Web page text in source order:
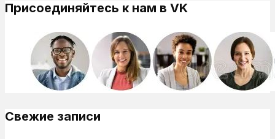
Присоединяйтесь к нам в VK
Свежие записи